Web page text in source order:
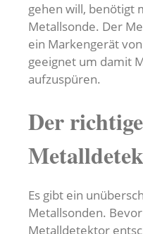
gehen will, benötigt
Metallsonde. Der
ein Markengerät
geeignet um damit
aufzuspüren.
Der richtige
Es gibt ein
Metallsonden.
Metalldetektor